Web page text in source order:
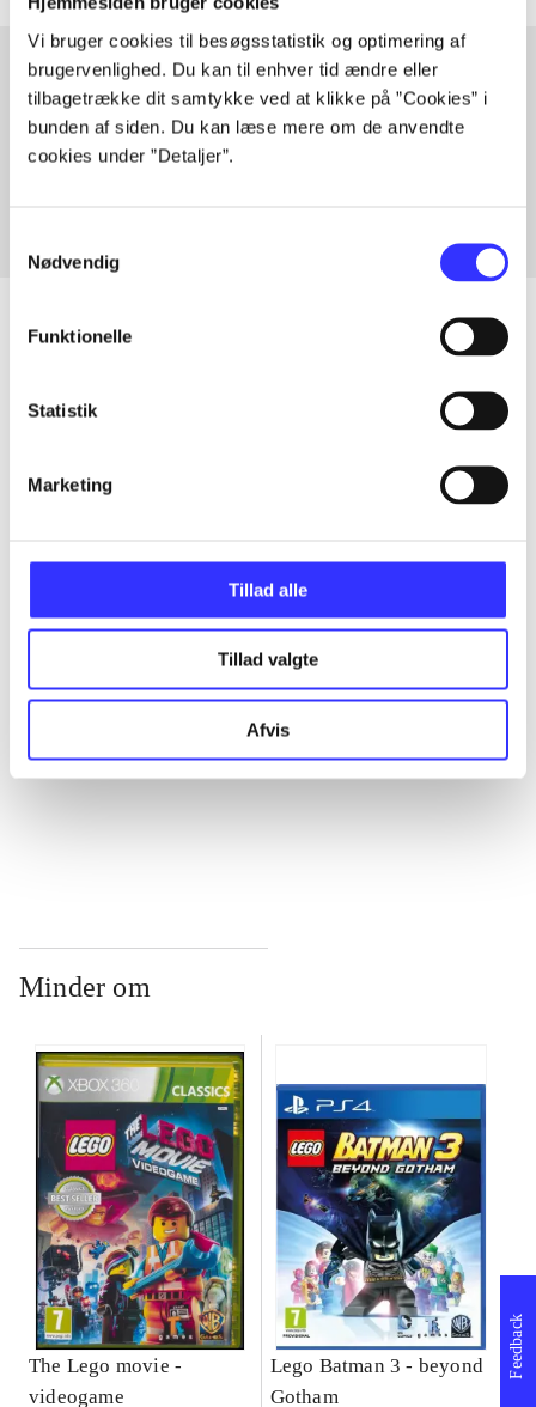
Vi bruger cookies til besøgsstatistik og optimering af
brugervenlighed. Du kan til enhver tid ændre eller
tilbagetrække dit samtykke ved at klikke på ”Cookies” i
bunden af siden. Du kan læse mere om de anvendte
cookies under ”Detaljer”.
Nødvendig
Funktionelle
Statistik
Marketing
Tillad alle
Tillad valgte
Afvis
Artikler med samme emner
Fra
...
Minder om
The Lego movie -
videogame
Lego Batman 3 - beyond
Gotham
Feedback